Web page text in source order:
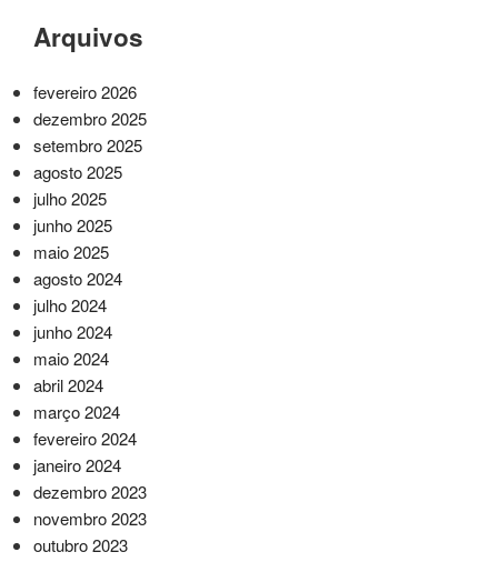
Arquivos
fevereiro 2026
dezembro 2025
setembro 2025
agosto 2025
julho 2025
junho 2025
maio 2025
agosto 2024
julho 2024
junho 2024
maio 2024
abril 2024
março 2024
fevereiro 2024
janeiro 2024
dezembro 2023
novembro 2023
outubro 2023